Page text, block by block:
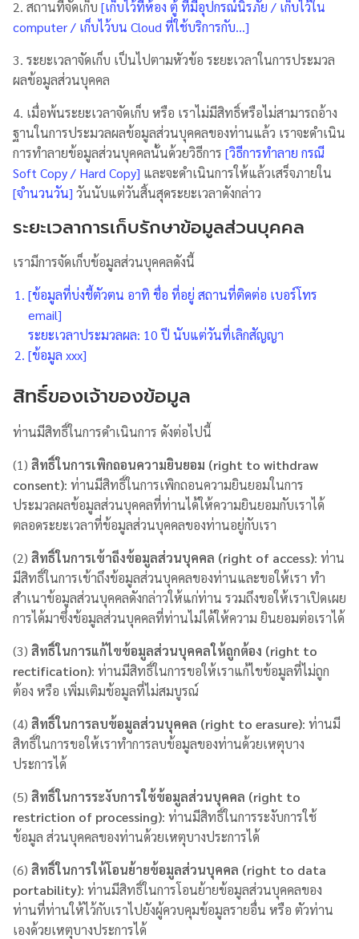
2. สถานที่จัดเก็บ [เก็บไว้ที่ห้อง ตู้ ที่มีอุปกรณ์นิรภัย / เก็บไว้ใน
computer / เก็บไว้บน Cloud ที่ใช้บริการกับ…]
3. ระยะเวลาจัดเก็บ เป็นไปตามหัวข้อ ระยะเวลาในการประมวล
ผลข้อมูลส่วนบุคคล
4. เมื่อพ้นระยะเวลาจัดเก็บ หรือ เราไม่มีสิทธิ์หรือไม่สามารถอ้าง
ฐานในการประมวลผลข้อมูลส่วนบุคคลของท่านแล้ว เราจะดำเนิน
การทำลายข้อมูลส่วนบุคคลนั้นด้วยวิธีการ [วิธีการทำลาย กรณี
Soft Copy / Hard Copy] และจะดำเนินการให้แล้วเสร็จภายใน
[จำนวนวัน] วันนับแต่วันสิ้นสุดระยะเวลาดังกล่าว
ระยะเวลาการเก็บรักษาข้อมูลส่วนบุคคล
เรามีการจัดเก็บข้อมูลส่วนบุคคลดังนี้
[ข้อมูลที่บ่งชี้ตัวตน อาทิ ชื่อ ที่อยู่ สถานที่ติดต่อ เบอร์โทร
email]
ระยะเวลาประมวลผล: 10 ปี นับแต่วันที่เลิกสัญญา
[ข้อมูล xxx]
สิทธิ์ของเจ้าของข้อมูล
ท่านมีสิทธิ์ในการดำเนินการ ดังต่อไปนี้
(1) สิทธิ์ในการเพิกถอนความยินยอม (right to withdraw
consent): ท่านมีสิทธิ์ในการเพิกถอนความยินยอมในการ
ประมวลผลข้อมูลส่วนบุคคลที่ท่านได้ให้ความยินยอมกับเราได้
ตลอดระยะเวลาที่ข้อมูลส่วนบุคคลของท่านอยู่กับเรา
(2) สิทธิ์ในการเข้าถึงข้อมูลส่วนบุคคล (right of access): ท่าน
มีสิทธิ์ในการเข้าถึงข้อมูลส่วนบุคคลของท่านและขอให้เรา ทำ
สำเนาข้อมูลส่วนบุคคลดังกล่าวให้แก่ท่าน รวมถึงขอให้เราเปิดเผย
การได้มาซึ่งข้อมูลส่วนบุคคลที่ท่านไม่ได้ให้ความ ยินยอมต่อเราได้
(3) สิทธิ์ในการแก้ไขข้อมูลส่วนบุคคลให้ถูกต้อง (right to
rectification): ท่านมีสิทธิ์ในการขอให้เราแก้ไขข้อมูลที่ไม่ถูก
ต้อง หรือ เพิ่มเติมข้อมูลที่ไม่สมบูรณ์
(4) สิทธิ์ในการลบข้อมูลส่วนบุคคล (right to erasure): ท่านมี
สิทธิ์ในการขอให้เราทำการลบข้อมูลของท่านด้วยเหตุบาง
ประการได้
(5) สิทธิ์ในการระงับการใช้ข้อมูลส่วนบุคคล (right to
restriction of processing): ท่านมีสิทธิ์ในการระงับการใช้
ข้อมูล ส่วนบุคคลของท่านด้วยเหตุบางประการได้
(6) สิทธิ์ในการให้โอนย้ายข้อมูลส่วนบุคคล (right to data
portability): ท่านมีสิทธิ์ในการโอนย้ายข้อมูลส่วนบุคคลของ
ท่านที่ท่านให้ไว้กับเราไปยังผู้ควบคุมข้อมูลรายอื่น หรือ ตัวท่าน
เองด้วยเหตุบางประการได้